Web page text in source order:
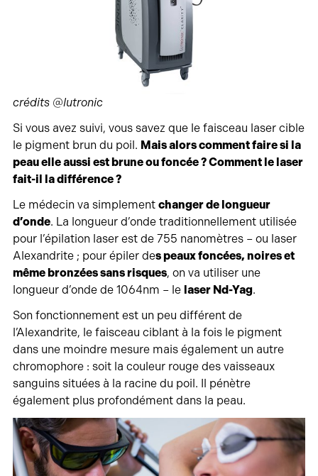
crédits @lutronic
Si vous avez suivi, vous savez que le faisceau laser cible
le pigment brun du poil. Mais alors comment faire si la
peau elle aussi est brune ou foncée ? Comment le laser
fait-il la différence ?
Le médecin va simplement changer de longueur
d’onde. La longueur d’onde traditionnellement utilisée
pour l’épilation laser est de 755 nanomètres – ou laser
Alexandrite ; pour épiler des peaux foncées, noires et
même bronzées sans risques, on va utiliser une
longueur d’onde de 1064nm – le laser Nd-Yag.
Son fonctionnement est un peu différent de
l’Alexandrite, le faisceau ciblant à la fois le pigment
dans une moindre mesure mais également un autre
chromophore : soit la couleur rouge des vaisseaux
sanguins situées à la racine du poil. Il pénètre
également plus profondément dans la peau.